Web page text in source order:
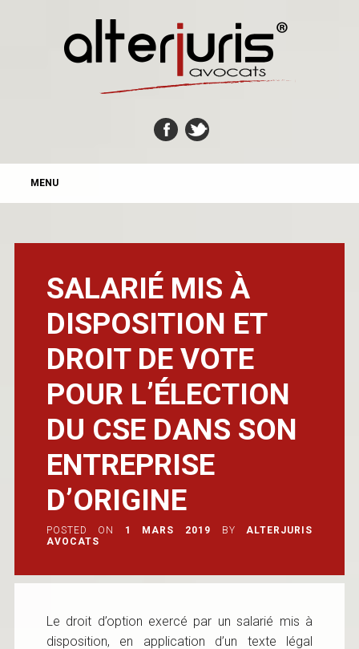
MAIN MENU
MENU
SALARIÉ MIS À
DISPOSITION ET
DROIT DE VOTE
POUR L’ÉLECTION
DU CSE DANS SON
ENTREPRISE
D’ORIGINE
POSTED ON 1 MARS 2019 BY
ALTERJURIS
AVOCATS
Le droit d’option exercé par un salarié mis à
disposition, en application d’un texte légal